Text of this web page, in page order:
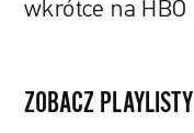
HBO
wkrótce na HBO
ZOBACZ PLAYLISTY